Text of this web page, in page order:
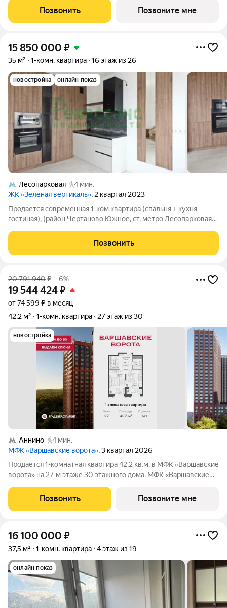
городом, стилем и функциональностью, жизнью сегодня и
устойчивым будущим. Коротко о
Позвонить Позвоните мне
15 850 000 ₽
35 м² 1-комн. квартира 16 этаж из 26
новостройка онлайн показ
Лесопарковая
4 мин.
ЖК «Зеленая вертикаль», 2 квартал 2023
Продается современная 1-ком квартира (спальня + кухня-
гостиная), (район Чертаново Южное, ст. метро Лесопарковая)
совмещенный, отделан плиткой, евро окна. Гардеробная из
Позвонить
20 791 940₽ –6%
19 544 424₽
от 74 599 ₽ в месяц
42,2 м²
1-комн. квартира 27 этаж из 30
новостройка
Аннино
4 мин.
МФК «Варшавские ворота», 3 квартал 2026
Продаётся 1-комнатная квартира 42.2 кв.м. в МФК «Варшавские
ворота» на 27-м этаже 30 этажного дома. МФК «Варшавские
и функциональностью, жизнью сегодня и устойчивым
будущим. Коротко о
Позвонить Позвоните мне
16 100 000 ₽
37,5 м² 1-комн. квартира 4 этаж из 19
онлайн показ